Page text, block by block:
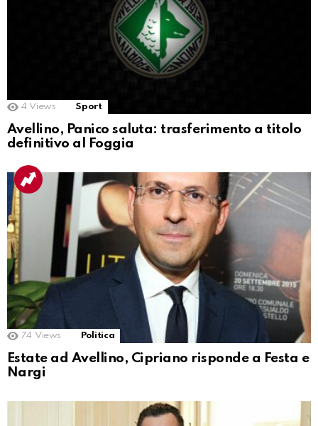
4 Views Sport
Avellino, Panico saluta: trasferimento a titolo
definitivo al Foggia
74 Views Politica
Estate ad Avellino, Cipriano risponde a Festa e
Nargi